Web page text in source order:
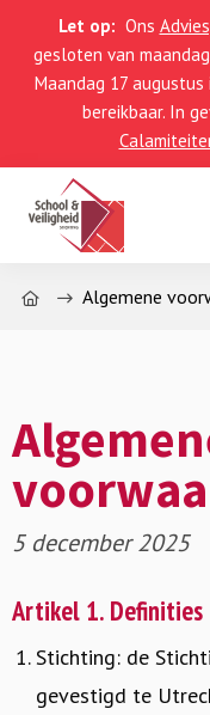
Let op: Ons
gesloten van
Maandag 17
bereikbaar. In
Home Algemene
5 december 2025
Artikel 1. Definities
Stichting: de
gevestigd te